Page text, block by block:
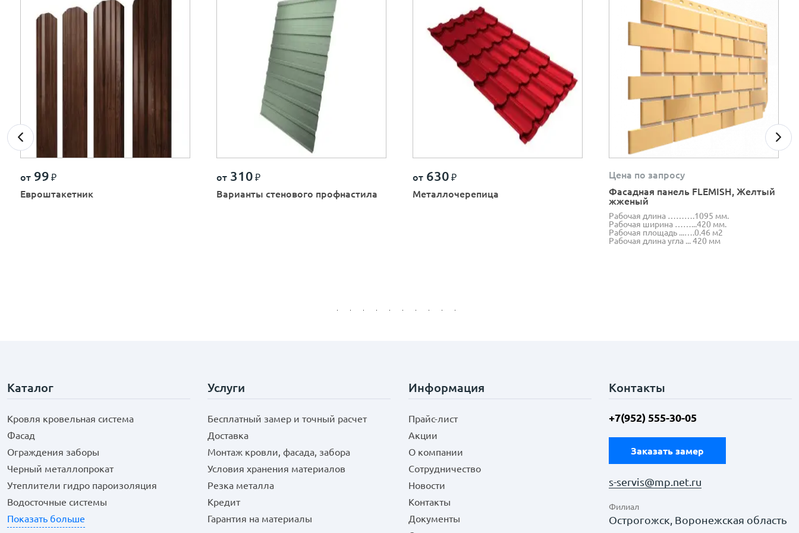
от 99 ₽
Евроштакетник
от 310 ₽
Варианты стенового профнастила
от 630 ₽
Металлочерепица
Цена по запросу
Фасадная панель FLEMISH, Желтый
жженый
Рабочая длина ……….1095 мм.
Рабочая ширина ……...420 мм.
Рабочая площадь ...….0.46 м2
Рабочая длина угла ... 420 мм
Каталог
Кровля кровельная система
Фасад
Ограждения заборы
Черный металлопрокат
Утеплители гидро пароизоляция
Водосточные системы
Показать больше
Услуги
Бесплатный замер и точный расчет
Доставка
Монтаж кровли, фасада, забора
Условия хранения материалов
Резка металла
Кредит
Гарантия на материалы
Информация
Прайс-лист
Акции
О компании
Сотрудничество
Новости
Контакты
Документы
Контакты
+7(952) 555-30-05
Заказать замер
s-servis@mp.net.ru
Филиал
Острогожск, Воронежская область